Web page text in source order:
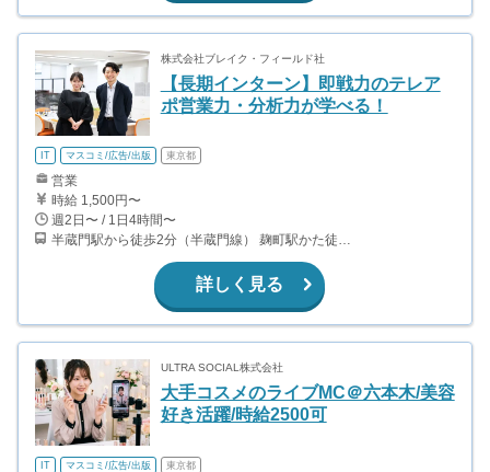
株式会社ブレイク・フィールド社
【長期インターン】即戦力のテレア
ポ営業力・分析力が学べる！
IT マスコミ/広告/出版 東京都
営業
時給 1,500円〜
週2日〜 / 1日4時間〜
半蔵門駅から徒歩2分（半蔵門線） 麹町駅かた徒歩10分（有楽町線）
詳しく見る
ULTRA SOCIAL株式会社
大手コスメのライブMC＠六本木/美容
好き活躍/時給2500可
IT マスコミ/広告/出版 東京都